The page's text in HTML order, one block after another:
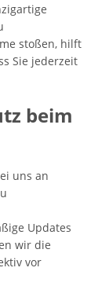
stoßen, hilft
Sie jederzeit
beim
uns an
Updates
wir die
vor